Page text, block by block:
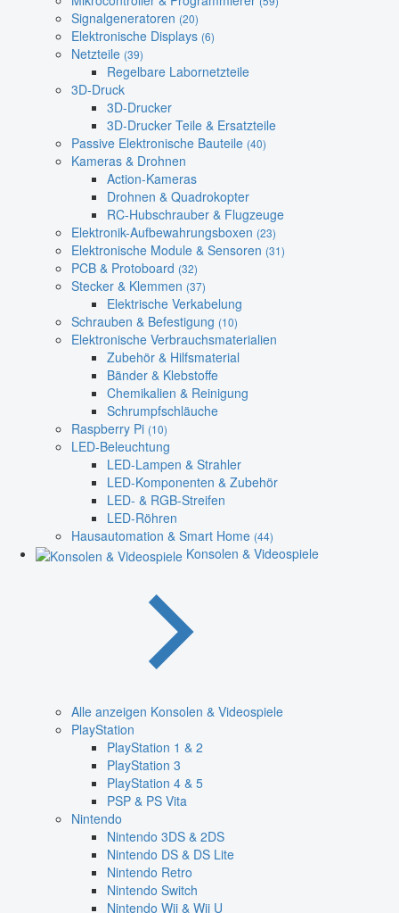
Signalgeneratoren (20)
Elektronische Displays (6)
Netzteile (39)
Regelbare Labornetzteile
3D-Druck
3D-Drucker
3D-Drucker Teile & Ersatzteile
Passive Elektronische Bauteile (40)
Kameras & Drohnen
Action-Kameras
Drohnen & Quadrokopter
RC-Hubschrauber & Flugzeuge
Elektronik-Aufbewahrungsboxen (23)
Elektronische Module & Sensoren (31)
PCB & Protoboard (32)
Stecker & Klemmen (37)
Elektrische Verkabelung
Schrauben & Befestigung (10)
Elektronische Verbrauchsmaterialien
Zubehör & Hilfsmaterial
Bänder & Klebstoffe
Chemikalien & Reinigung
Schrumpfschläuche
Raspberry Pi (10)
LED-Beleuchtung
LED-Lampen & Strahler
LED-Komponenten & Zubehör
LED- & RGB-Streifen
LED-Röhren
Hausautomation & Smart Home (44)
Konsolen & Videospiele
Alle anzeigen Konsolen & Videospiele
PlayStation
PlayStation 1 & 2
PlayStation 3
PlayStation 4 & 5
PSP & PS Vita
Nintendo
Nintendo 3DS & 2DS
Nintendo DS & DS Lite
Nintendo Retro
Nintendo Switch
Nintendo Wii & Wii U